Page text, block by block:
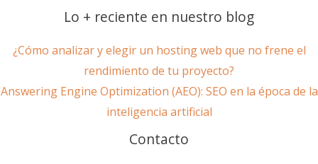
Lo + reciente en nuestro blog
¿Cómo analizar y elegir un hosting web que no frene el
rendimiento de tu proyecto?
Answering Engine Optimization (AEO): SEO en la época de la
inteligencia artificial
Contacto